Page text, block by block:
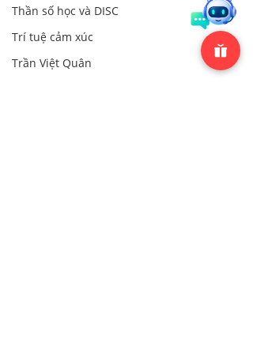
Thần số học và DISC
Trí tuệ cảm xúc
Trần Việt Quân